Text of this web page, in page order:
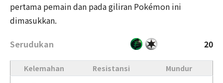
pertama pemain dan pada giliran Pokémon ini
dimasukkan.
Serudukan
20
Kelemahan Resistansi Mundur